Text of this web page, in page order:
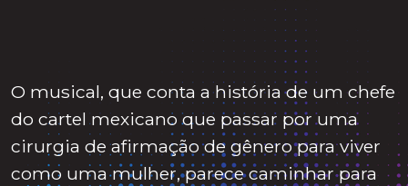
O musical, que conta a história de um chefe
do cartel mexicano que passar por uma
cirurgia de afirmação de gênero para viver
como uma mulher, parece caminhar para